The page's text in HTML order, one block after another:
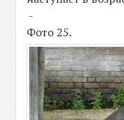
-
Фото 25.